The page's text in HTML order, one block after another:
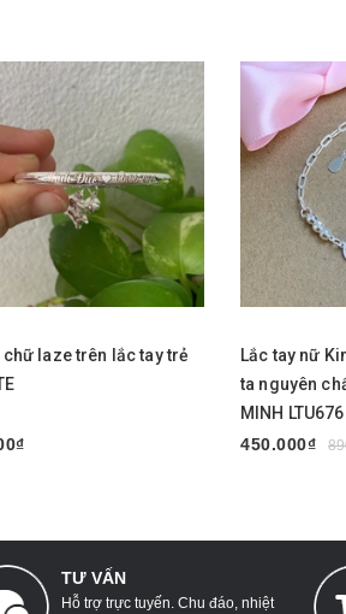
chữ laze trên lắc tay trẻ
Lắc tay nữ
ta nguyên
MINH LTU676
450.000₫
TƯ VẤN
Hỗ trợ trực tuyến. Chu đáo, nhiệt